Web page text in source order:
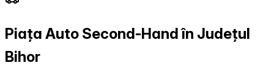
Piața Auto Second-Hand în Județul
Bihor